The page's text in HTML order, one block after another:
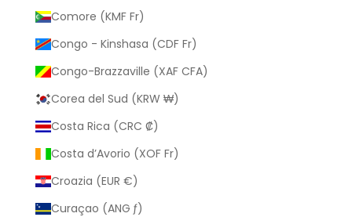
Comore (KMF Fr)
Congo - Kinshasa (CDF Fr)
Congo-Brazzaville (XAF CFA)
Corea del Sud (KRW ₩)
Costa Rica (CRC ₡)
Costa d’Avorio (XOF Fr)
Croazia (EUR €)
Curaçao (ANG ƒ)